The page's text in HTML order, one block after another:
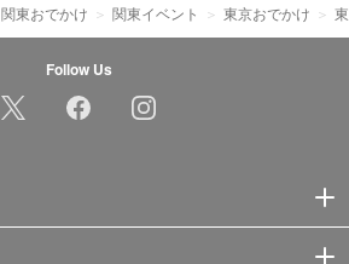
関東おでかけ 関東イベント 東京おでかけ
Follow Us